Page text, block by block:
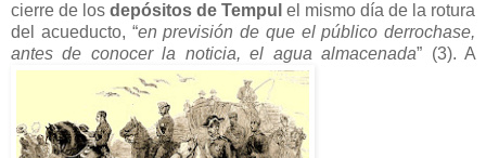
cierre de los depósitos de Tempul el mismo día de la rotura
del acueducto, “en previsión de que el público derrochase,
antes de conocer la noticia, el agua almacenada” (3). A